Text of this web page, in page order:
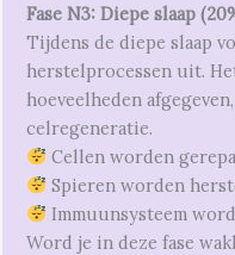
Fase N3: Diepe slaap
Tijdens de diepe slaap
herstelprocessen uit.
hoeveelheden
celregeneratie.
Cellen worden
Spieren worden
Immuunsysteem
Word je in deze fase